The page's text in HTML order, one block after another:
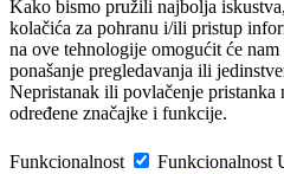
Kako bismo pružili najbolja
kolačića za pohranu i/ili pristup
na ove tehnologije omogućit će
ponašanje pregledavanja ili
Nepristanak ili povlačenje pristanka
određene značajke i funkcije.
Funkcionalnost Funkcionalnost